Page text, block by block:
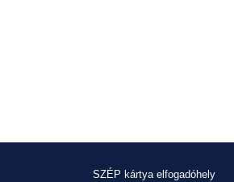
SZÉP kártya elfogadóhely